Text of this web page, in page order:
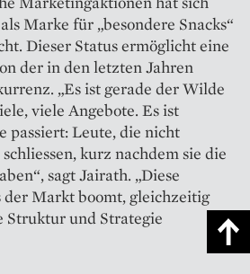
Marke für „besondere Snacks“
Dieser Status ermöglicht eine
der in den letzten Jahren
„Es ist gerade der Wilde
viele Angebote. Es ist
passiert: Leute, die nicht
kurz nachdem sie die
sagt Jairath. „Diese
der Markt boomt, gleichzeitig
Struktur und Strategie